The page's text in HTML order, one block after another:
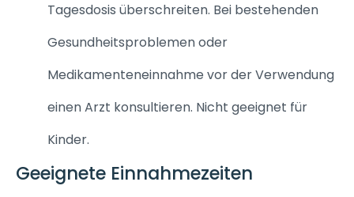
Tagesdosis überschreiten. Bei bestehenden
Gesundheitsproblemen oder
Medikamenteneinnahme vor der Verwendung
einen Arzt konsultieren. Nicht geeignet für
Kinder.
Geeignete Einnahmezeiten